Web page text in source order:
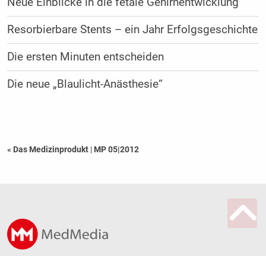
Resorbierbare Stents – ein Jahr Erfolgsgeschichte
Die ersten Minuten entscheiden
Die neue „Blaulicht-Anästhesie“
« Das Medizinprodukt | MP 05|2012